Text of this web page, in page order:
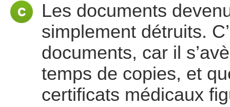
Les documents
simplement détruits.
documents, car il
temps de copies, et
certificats médicaux